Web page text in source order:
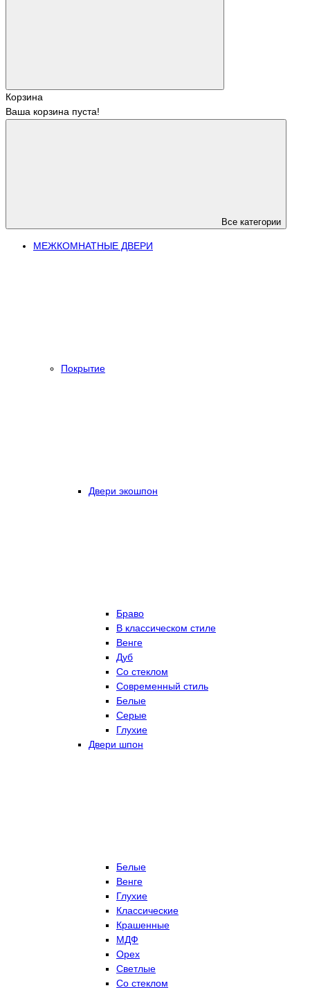
Корзина
Ваша корзина пуста!
Все категории
МЕЖКОМНАТНЫЕ ДВЕРИ
Покрытие
Двери экошпон
Браво
В классическом стиле
Венге
Дуб
Со стеклом
Современный стиль
Белые
Серые
Глухие
Двери шпон
Белые
Венге
Глухие
Классические
Крашенные
МДФ
Орех
Светлые
Со стеклом